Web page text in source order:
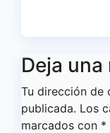
Deja
Tu dirección de
publicada. Los
marcados con *